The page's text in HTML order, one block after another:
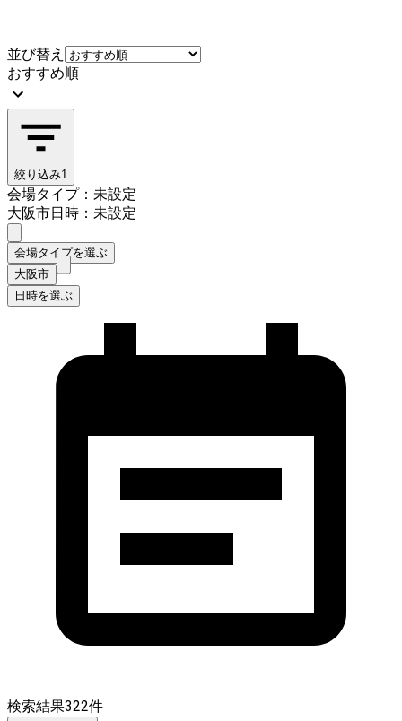
並び替え
おすすめ順
絞り込み1
会場タイプ：未設定
大阪市日時：未設定
会場タイプを選ぶ
大阪市
日時を選ぶ
検索結果322件